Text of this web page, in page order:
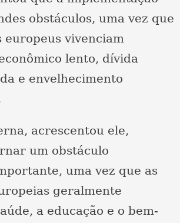
obstáculos, uma vez que
europeus vivenciam
lento, dívida
e envelhecimento
acrescentou ele,
um obstáculo
uma vez que as
geralmente
a educação e o bem-